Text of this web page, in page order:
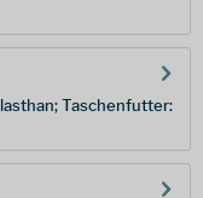
Taschenfutter: